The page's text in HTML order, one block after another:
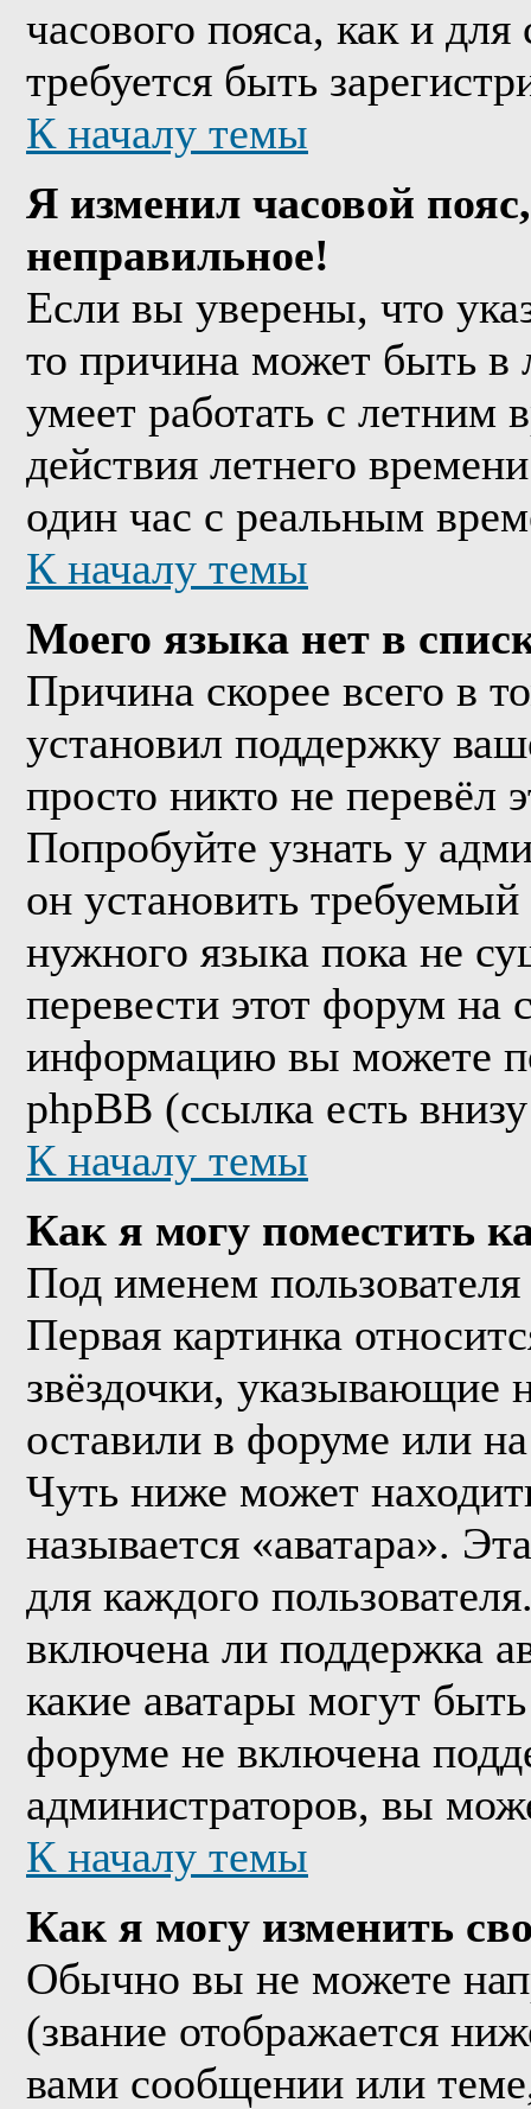
часового пояса, как и
требуется быть
К началу темы
Я изменил часовой
неправильное!
Если вы уверены, что
то причина может быть
умеет работать с летним
действия летнего
один час с реальным
К началу темы
Моего языка нет в
Причина скорее всего в
установил поддержку
просто никто не перевёл
Попробуйте узнать у
он установить
нужного языка пока не
перевести этот форум
информацию вы можете
phpBB (ссылка есть
К началу темы
Как я могу поместить
Под именем
Первая картинка
звёздочки, указывающие
оставили в форуме или
Чуть ниже может
называется «аватара».
для каждого
включена ли поддержка
какие аватары могут
форуме не включена
администраторов, вы
К началу темы
Как я могу изменить
Обычно вы не можете
(звание отображается
вами сообщении или